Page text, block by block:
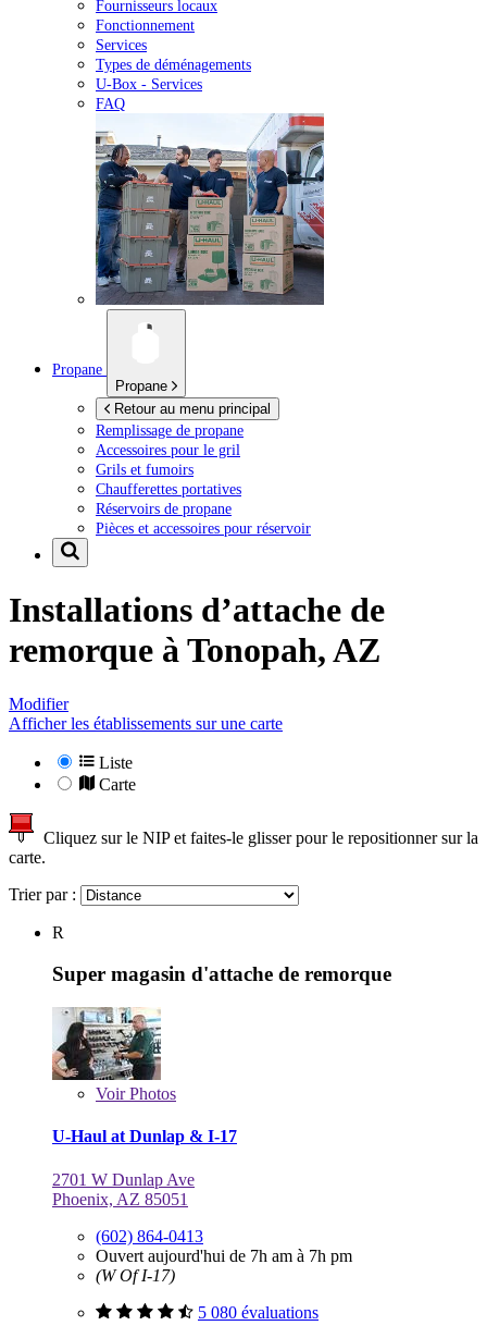
Fournisseurs locaux
Fonctionnement
Services
Types de déménagements
U-Box - Services
FAQ
Propane
Propane
Retour au menu principal
Remplissage de propane
Accessoires pour le gril
Grils et fumoirs
Chaufferettes portatives
Réservoirs de propane
Pièces et accessoires pour réservoir
Installations d’attache de
remorque à Tonopah, AZ
Modifier
Afficher les établissements sur une carte
Liste
Carte
Cliquez sur le NIP et faites-le glisser pour le repositionner sur la
carte.
Trier par :
R
Super magasin d'attache de remorque
VoirPhotos
U-Haul at Dunlap & I-17
2701 W Dunlap Ave
Phoenix, AZ 85051
(602) 864-0413
Ouvert aujourd'hui de 7h am à 7h pm
(W Of I-17)
5 080 évaluations